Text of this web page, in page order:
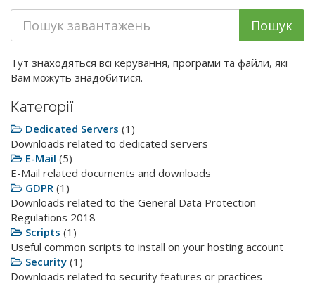
Тут знаходяться всі керування, програми та файли, які
Вам можуть знадобитися.
Категорії
Dedicated Servers (1)
Downloads related to dedicated servers
E-Mail (5)
E-Mail related documents and downloads
GDPR (1)
Downloads related to the General Data Protection
Regulations 2018
Scripts (1)
Useful common scripts to install on your hosting account
Security (1)
Downloads related to security features or practices